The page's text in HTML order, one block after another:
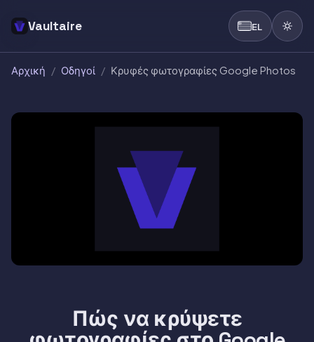
Vaultaire EL
Αρχική / Οδηγοί / Κρυφές φωτογραφίες Google Photos
Πώς να κρύψετε